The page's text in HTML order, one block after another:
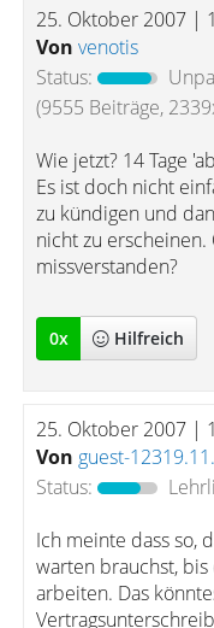
25. Oktober 2007 |
Von venotis
Status:
(9555 Beiträge,
Wie jetzt? 14 Tage
Es ist doch nicht
zu kündigen und
nicht zu
missverstanden?
0x Hilfreich
25. Oktober 2007 |
Von guest-
Status:
Ich meinte dass so,
warten brauchst,
arbeiten. Das